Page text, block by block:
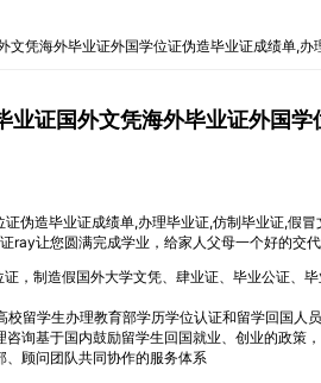
凭海外毕业证外国学位证伪造毕业证成绩单,
证国外文凭海外毕业证外国
伪造毕业证成绩单,办理毕业证,仿制毕业证,假
ray让您圆满完成学业，给家人父母一个好的交代
制造假国外大学文凭、肆业证、毕业公证、
学生办理教育部学历学位认证和留学回国人
询基于国内鼓励留学生回国就业、创业的政
顾问团队共同协作的服务体系